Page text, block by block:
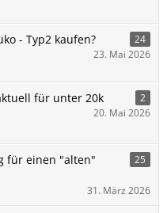
- Typ2 kaufen?
24
23. Mai 2026
für unter 20k 2
20. Mai 2026
für einen "alten"
25
31. März 2026